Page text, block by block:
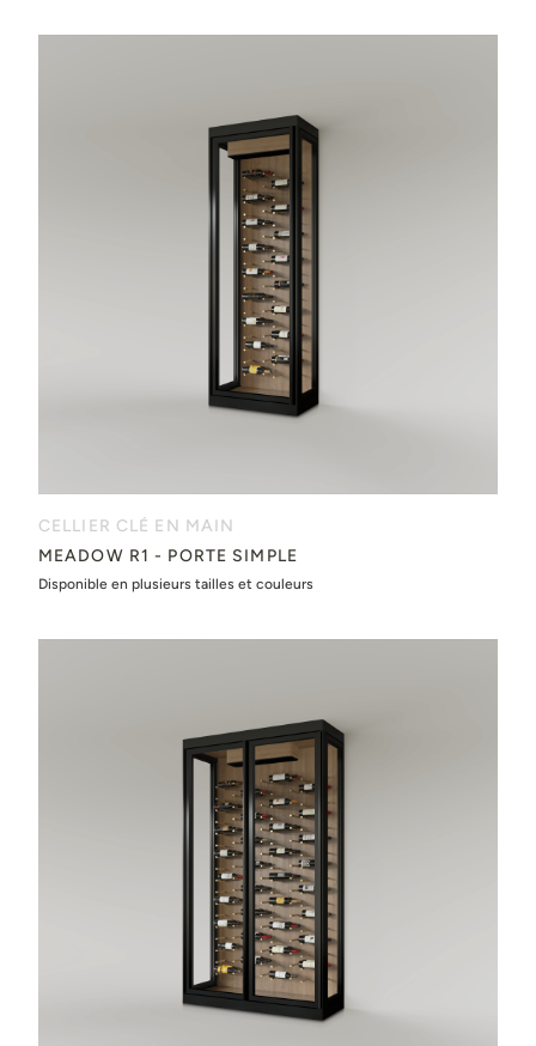
CELLIER CLÉ EN MAIN
MEADOW R1 - PORTE SIMPLE
Disponible en plusieurs tailles et couleurs